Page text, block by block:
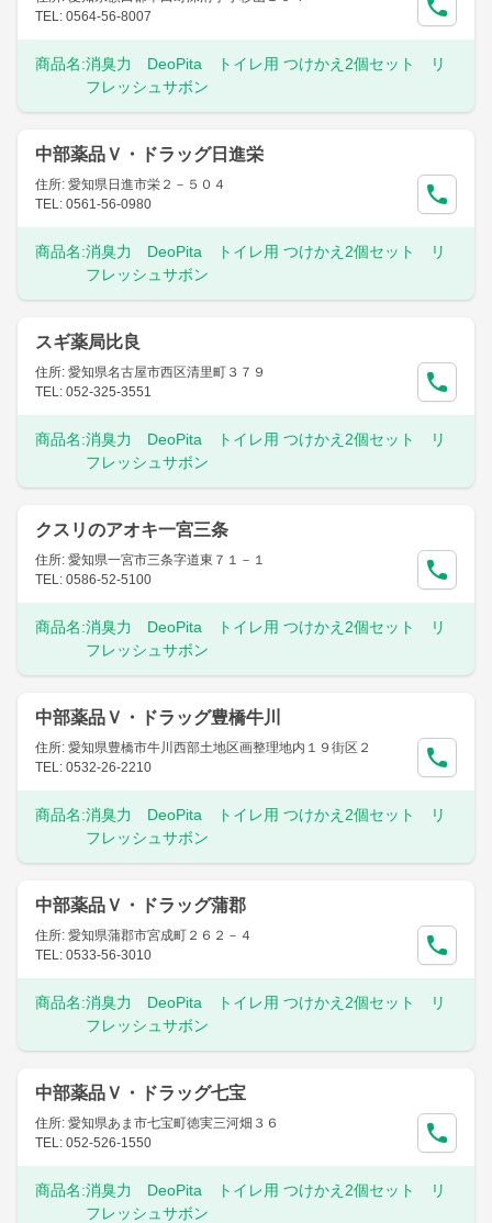
TEL: 0564-56-8007
商品名:消臭力 DeoPita トイレ用 つけかえ2個セット リ
フレッシュサボン
中部薬品Ｖ・ドラッグ日進栄
住所: 愛知県日進市栄２－５０４
TEL: 0561-56-0980
商品名:消臭力 DeoPita トイレ用 つけかえ2個セット リ
フレッシュサボン
スギ薬局比良
住所: 愛知県名古屋市西区清里町３７９
TEL: 052-325-3551
商品名:消臭力 DeoPita トイレ用 つけかえ2個セット リ
フレッシュサボン
クスリのアオキ一宮三条
住所: 愛知県一宮市三条字道東７１－１
TEL: 0586-52-5100
商品名:消臭力 DeoPita トイレ用 つけかえ2個セット リ
フレッシュサボン
中部薬品Ｖ・ドラッグ豊橋牛川
住所: 愛知県豊橋市牛川西部土地区画整理地内１９街区２
TEL: 0532-26-2210
商品名:消臭力 DeoPita トイレ用 つけかえ2個セット リ
フレッシュサボン
中部薬品Ｖ・ドラッグ蒲郡
住所: 愛知県蒲郡市宮成町２６２－４
TEL: 0533-56-3010
商品名:消臭力 DeoPita トイレ用 つけかえ2個セット リ
フレッシュサボン
中部薬品Ｖ・ドラッグ七宝
住所: 愛知県あま市七宝町徳実三河畑３６
TEL: 052-526-1550
商品名:消臭力 DeoPita トイレ用 つけかえ2個セット リ
フレッシュサボン